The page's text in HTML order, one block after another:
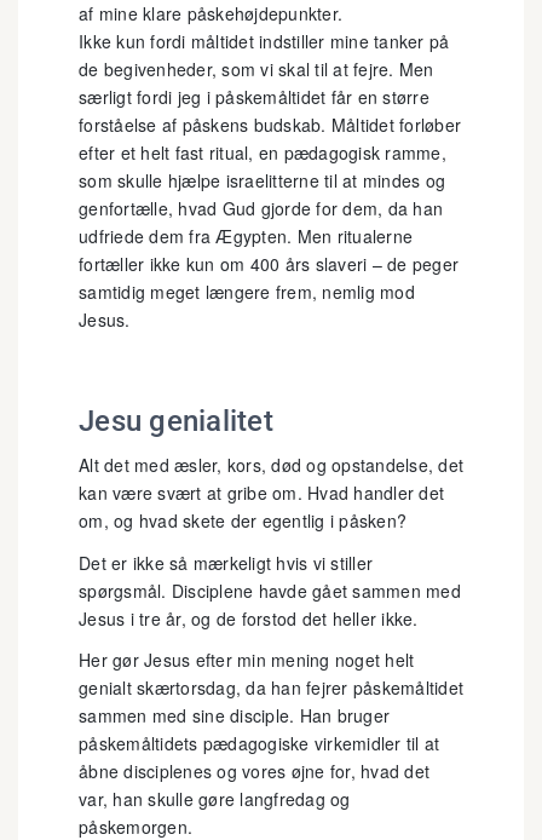
af mine klare påskehøjdepunkter.
Ikke kun fordi måltidet indstiller mine tanker på
de begivenheder, som vi skal til at fejre. Men
særligt fordi jeg i påskemåltidet får en større
forståelse af påskens budskab. Måltidet forløber
efter et helt fast ritual, en pædagogisk ramme,
som skulle hjælpe israelitterne til at mindes og
genfortælle, hvad Gud gjorde for dem, da han
udfriede dem fra Ægypten. Men ritualerne
fortæller ikke kun om 400 års slaveri – de peger
samtidig meget længere frem, nemlig mod
Jesus.
Jesu genialitet
Alt det med æsler, kors, død og opstandelse, det
kan være svært at gribe om. Hvad handler det
om, og hvad skete der egentlig i påsken?
Det er ikke så mærkeligt hvis vi stiller
spørgsmål. Disciplene havde gået sammen med
Jesus i tre år, og de forstod det heller ikke.
Her gør Jesus efter min mening noget helt
genialt skærtorsdag, da han fejrer påskemåltidet
sammen med sine disciple. Han bruger
påskemåltidets pædagogiske virkemidler til at
åbne disciplenes og vores øjne for, hvad det
var, han skulle gøre langfredag og
påskemorgen.